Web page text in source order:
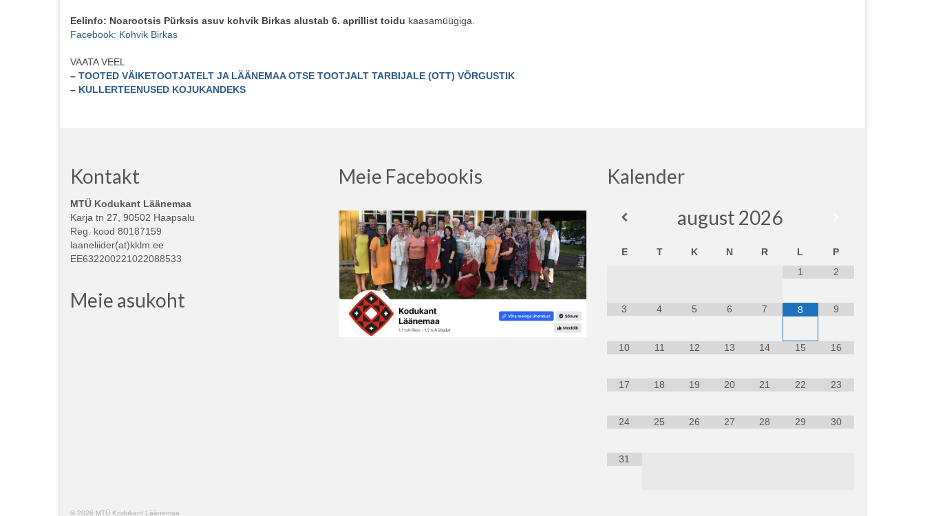
Eelinfo: Noarootsis Pürksis asuv kohvik Birkas alustab 6. aprillist toidu kaasamüügiga.
Facebook: Kohvik Birkas
VAATA VEEL
– TOOTED VÄIKETOOTJATELT JA LÄÄNEMAA OTSE TOOTJALT TARBIJALE (OTT) VÕRGUSTIK
– KULLERTEENUSED KOJUKANDEKS
Kontakt
MTÜ Kodukant Läänemaa
Karja tn 27, 90502 Haapsalu
Reg. kood 80187159
laaneliider(at)kklm.ee
EE632200221022088533
Meie asukoht
Meie Facebookis
Kalender
august2026
E T K N R L
P
1
2
3 4 5 6 7 8 9
10 11 12 13 14 15 16
17 18 19 20 21 22 23
24 25 26 27 28 29 30
31
© 2026 MTÜ Kodukant Läänemaa